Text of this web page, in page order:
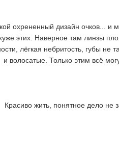
охрененный дизайн очков... и
этих. Наверное там линзы
лёгкая небритость, губы не
и волосатые. Только этим всё
Красиво жить, понятное дело не